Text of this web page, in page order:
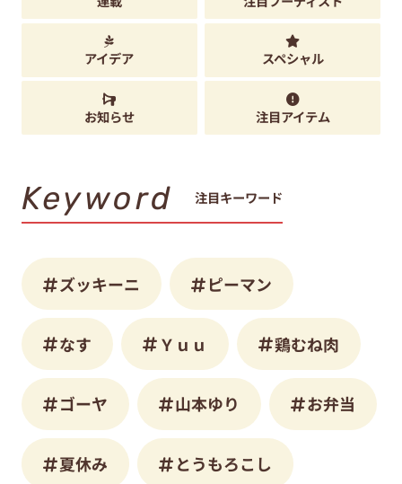
アイデア スペシャル
お知らせ 注目アイテム
Keyword 注目キーワード
ズッキーニ ピーマン
なす Ｙｕｕ 鶏むね肉
ゴーヤ 山本ゆり お弁当
夏休み とうもろこし